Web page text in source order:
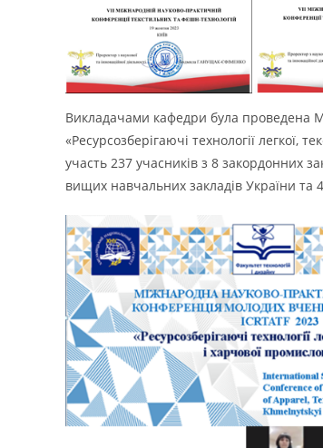
Викладачами кафедри була проведена
«Ресурсозберігаючі технології легкої,
участь 237 учасників з 8 закордонних
вищих навчальних закладів України та